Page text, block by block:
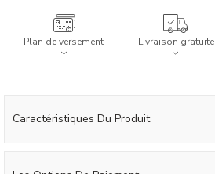
Plan de versement Livraison gratuite
Caractéristiques Du Produit